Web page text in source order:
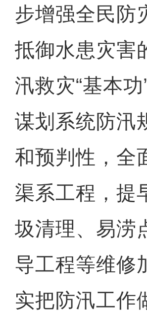
步增强全民防
抵御水患灾害
汛救灾“基本
谋划系统防汛
和预判性，全
渠系工程，提
圾清理、易涝
导工程等维修
实把防汛工作